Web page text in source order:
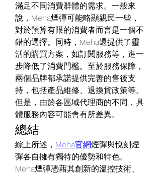
滿足不同消費群體的需求。一般來
說，Meha煙彈可能略顯親民一些，
對於預算有限的消費者而言是一個不
錯的選擇。同時，Meha還提供了靈
活的購買方案，如訂閱服務等，進一
步降低了消費門檻。至於服務保障，
兩個品牌都承諾提供完善的售後支
持，包括產品維修、退換貨政策等。
但是，由於各區域代理商的不同，具
體服務內容可能會有所差異。
總結
綜上所述， Meha官網煙彈與悅刻煙
彈各自擁有獨特的優勢和特色。
Meha煙彈憑藉其創新的溫控技術、